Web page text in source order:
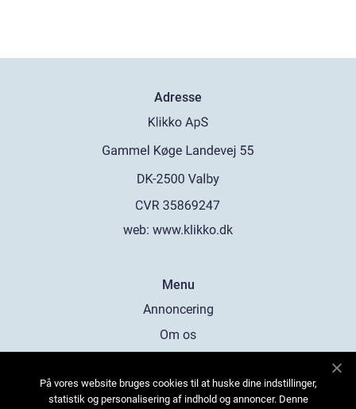
Adresse
web: www.klikko.dk
Menu
Annoncering
Om os
Kontakt os
På vores website bruges cookies til at huske dine indstillinger,
statistik og personalisering af indhold og annoncer. Denne